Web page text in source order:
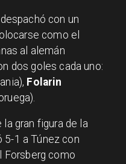
con un
como el
al alemán
dos goles cada uno:
Folarin
la gran figura de la
5-1 a Túnez con
Forsberg como